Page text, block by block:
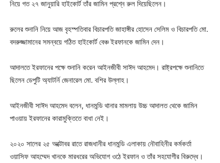
নিয়ে গত ২৭ জানুয়ারি হাইকোর্ট তাঁর জামিন প্রশ্নে রুল দিয়েছিলেন।
রুলের শুনানি নিয়ে আজ বৃহস্পতিবার বিচারপতি জাহাঙ্গীর হোসেন সেলিম ও বিচারপতি মো.
বদরুজ্জামানের সমন্বয়ে গঠিত হাইকোর্ট বেঞ্চ ইরফানকে জামিন দেন।
আদালতে ইরফানের পক্ষে শুনানি করেন আইনজীবী সাঈদ আহমেদ। রাষ্ট্রপক্ষে শুনানিতে
ছিলেন ডেপুটি অ্যাটর্নি জেনারেল মো. বশির উল্লাহ।
আইনজীবী সাঈদ আহমেদ বলেন, ধানমন্ডি থানার মামলায় উচ্চ আদালত থেকে জামিন
পাওয়ায় ইরফানের কারামুক্তিতে বাধা নেই।
২০২০ সালের ২৫ অক্টোবর রাতে রাজধানীর ধানমন্ডি এলাকায় নৌবাহিনীর কর্মকর্তা
ওয়াসিফ আহম্মেদ খানকে মারধরের অভিযোগ ওঠে ইরফান ও তাঁর সহযোগীর বিরুদ্ধে।